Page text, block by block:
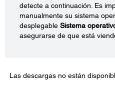
detecte a continuación. Es
manualmente su sistema
desplegable Sistema
asegurarse de que está
Las descargas no están